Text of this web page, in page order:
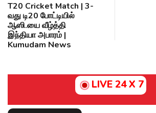
T20 Cricket Match | 3-
வது டி20 போட்டியில்
ஆஸி.யை வீழ்த்தி
இந்தியா அபாரம் |
Kumudam News
LIVE 24 X 7